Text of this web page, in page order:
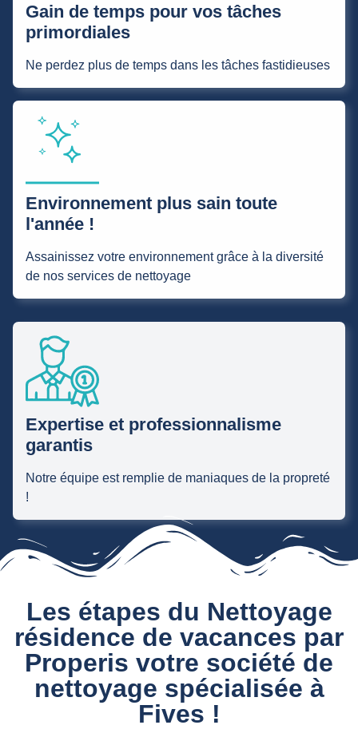
Gain de temps pour vos tâches
primordiales
Ne perdez plus de temps dans les tâches fastidieuses
Environnement plus sain toute
l'année !
Assainissez votre environnement grâce à la diversité
de nos services de nettoyage
Expertise et professionnalisme
garantis
!
Les étapes du Nettoyage
résidence de vacances par
Properis votre société de
nettoyage spécialisée à
Fives !